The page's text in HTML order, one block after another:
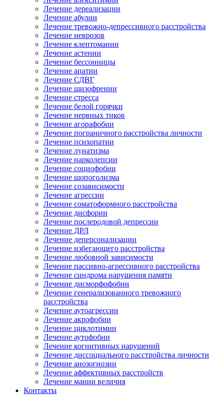
Лечение дереализации
Лечение абулии
Лечение тревожно-депрессивного расстройства
Лечение неврозов
Лечение клептомании
Лечение астении
Лечение бессонницы
Лечение апатии
Лечение СДВГ
Лечение шизофрении
Лечение стресса
Лечение белой горячки
Лечение нервных тиков
Лечение агорафобии
Лечение пограничного расстройства личности
Лечение психопатии
Лечение лунатизма
Лечение нарколепсии
Лечение социофобии
Лечение шопоголизма
Лечение созависимости
Лечение агрессии
Лечение соматоформного расстройства
Лечение дисфории
Лечение послеродовой депрессии
Лечение ДРЛ
Лечение деперсонализации
Лечение избегающего расстройства
Лечение любовной зависимости
Лечение пассивно-агрессивного расстройства
Лечение синдрома нарушения памяти
Лечение дисморфофобии
Лечение генерализованного тревожного
расстройства
Лечение аутоагрессии
Лечение акрофобии
Лечение циклотимии
Лечение аутофобии
Лечение когнитивных нарушений
Лечение диссоциального расстройства личности
Лечение анозогнозии
Лечение аффективных расстройств
Лечение мании величия
Контакты